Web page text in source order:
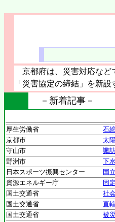
京都府は、災害対応など
「災害協定の締結」を新設
－新着記事－
厚生労働省
石
京都市
太
守山市
諏
野洲市
下
日本スポーツ振興センター
国
資源エネルギー庁
固
国土交通省
社
国土交通省
直
国土交通省
被